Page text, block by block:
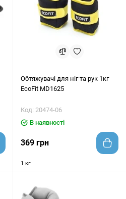
Обтяжувачі для ніг та рук 1кг
EcoFit MD1625
Код: 20474-06
В наявності
369 грн
1 кг